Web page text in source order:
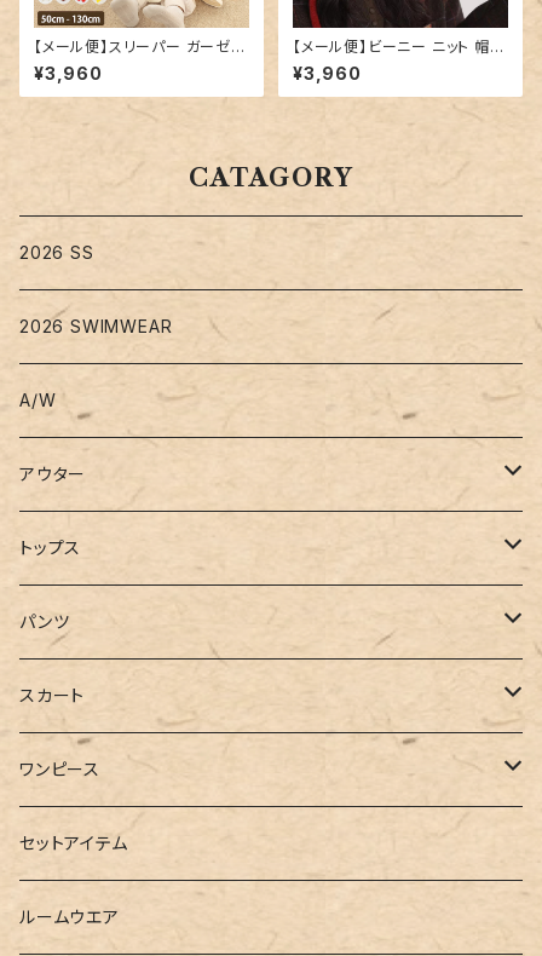
【メール便】スリーパー ガーゼ フ
リース キッズ 女の子／kidsto
ps016
¥3,960
【メール便】ビーニー ニット 帽子
レディース ゆったり／hat320
¥3,960
CATAGORY
2026 SS
2026 SWIMWEAR
A/W
アウター
コート
ジャケット
ブルゾン
ロングシャツ
ダウンジャケット
ベスト
トップス
Tシャツ
カットソー
半袖
スウェット・パーカー
ニット
シャツ
パンツ
デニム
スキニー
ショートパンツ
ハーフパンツ
スカート
ロング
ミニ
その他
ワンピース
シャツワンピース
スウェットワンピース
セットアイテム
ルームウエア